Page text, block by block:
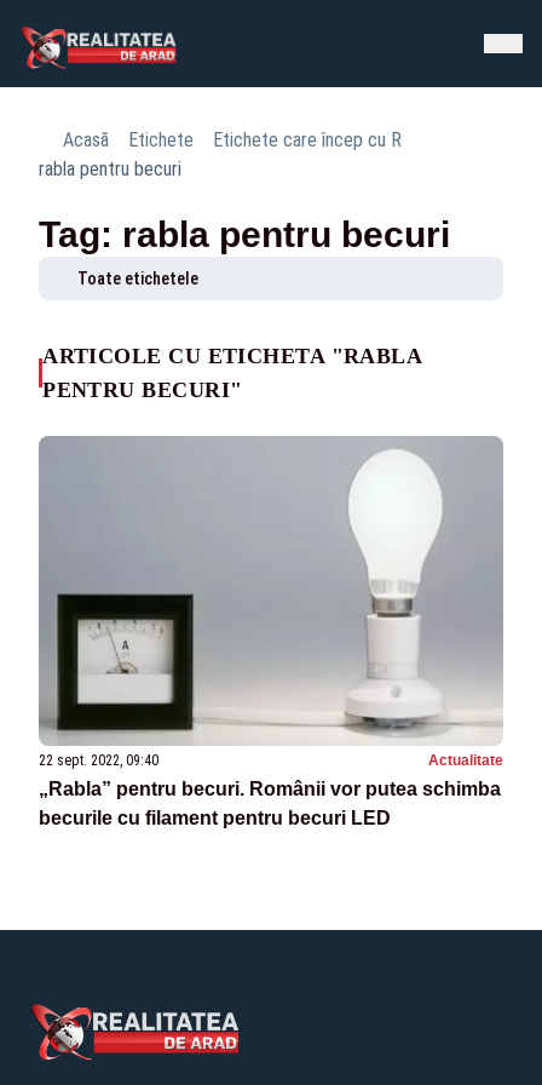
Acasă Etichete
Etichete care încep cu R
rabla pentru becuri
Tag: rabla pentru becuri
Toate etichetele
ARTICOLE CU ETICHETA "RABLA
PENTRU BECURI"
22 sept. 2022, 09:40 Actualitate
„Rabla” pentru becuri. Românii vor putea schimba
becurile cu filament pentru becuri LED